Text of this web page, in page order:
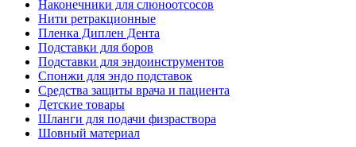
Наконечники для слюноотсосов
Нити ретракционные
Пленка Диплен Дента
Подставки для боров
Подставки для эндоинструментов
Спонжи для эндо подставок
Средства защиты врача и пациента
Детские товары
Шланги для подачи физраствора
Шовный материал